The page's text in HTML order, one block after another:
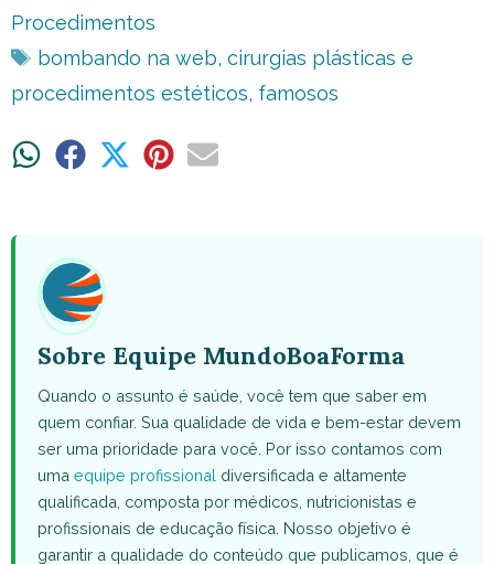
Procedimentos
Tags
bombando na web, cirurgias plásticas e
procedimentos estéticos, famosos
ShareShare ShareShareShare
Sobre Equipe MundoBoaForma
Quando o assunto é saúde, você tem que saber em
quem confiar. Sua qualidade de vida e bem-estar devem
ser uma prioridade para você. Por isso contamos com
uma equipe profissional diversificada e altamente
qualificada, composta por médicos, nutricionistas e
profissionais de educação física. Nosso objetivo é
garantir a qualidade do conteúdo que publicamos, que é